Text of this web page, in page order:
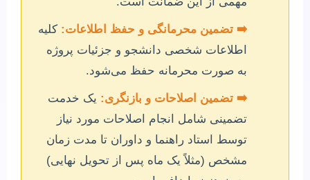
➡️ تضمین محرمانگی و حفظ اطلاعات: کلیه
اطلاعات شخصی دانشجو و جزئیات پروژه
به صورت محرمانه حفظ می‌شود.
➡️ تضمین اصلاحات و بازنگری: یک خدمت
تضمینی شامل انجام اصلاحات مورد نیاز
توسط استاد راهنما و داوران تا مدت زمان
مشخص (مثلاً یک ماه پس از تحویل نهایی)